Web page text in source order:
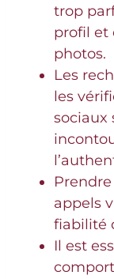
trop
profil et
photos.
Les
les
sociaux
appels
fiabilité
Il est